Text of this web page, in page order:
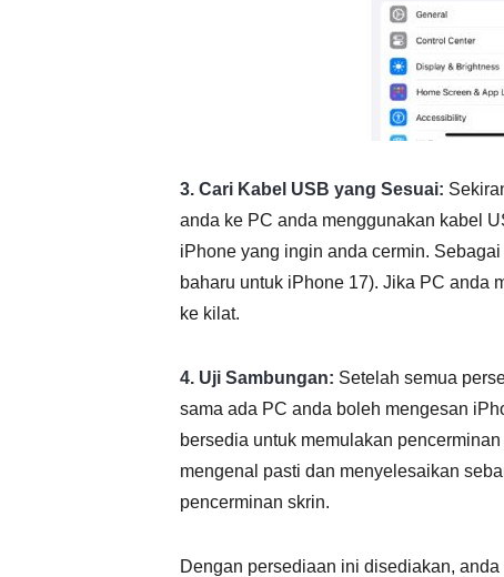
3. Cari Kabel USB yang Sesuai:
anda ke PC anda menggunakan kabel
iPhone yang ingin anda cermin.
baharu untuk iPhone 17). Jika PC anda
ke kilat.
4. Uji Sambungan: Setelah semua
sama ada PC anda boleh mengesan
bersedia untuk memulakan
mengenal pasti dan menyelesaikan
pencerminan skrin.
Dengan persediaan ini disediakan,